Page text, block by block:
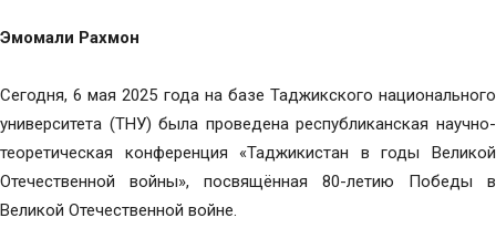
Эмомали Рахмон
Сегодня, 6 мая 2025 года на базе Таджикского национального
университета (ТНУ) была проведена республиканская научно-
теоретическая конференция «Таджикистан в годы Великой
Отечественной войны», посвящённая 80-летию Победы в
Великой Отечественной войне.